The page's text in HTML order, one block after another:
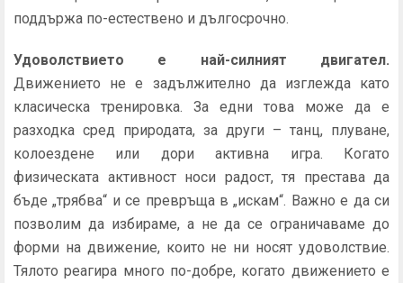
поддържа по-естествено и дългосрочно.
Удоволствието е най-силният двигател.
Движението не е задължително да изглежда като
класическа тренировка. За едни това може да е
разходка сред природата, за други – танц, плуване,
колоездене или дори активна игра. Когато
физическата активност носи радост, тя престава да
бъде „трябва“ и се превръща в „искам“. Важно е да си
позволим да избираме, а не да се ограничаваме до
форми на движение, които не ни носят удоволствие.
Тялото реагира много по-добре, когато движението е